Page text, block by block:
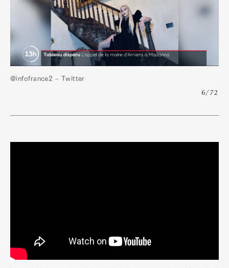
Official Columnist
About
Contact
@infofrance2 – Twitter
6/72